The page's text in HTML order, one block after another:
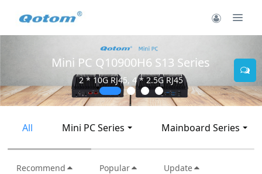
S13 Series Mini PC
2 * 10G
All Mini PC Series Mainboard Series
Recommend Popular Update